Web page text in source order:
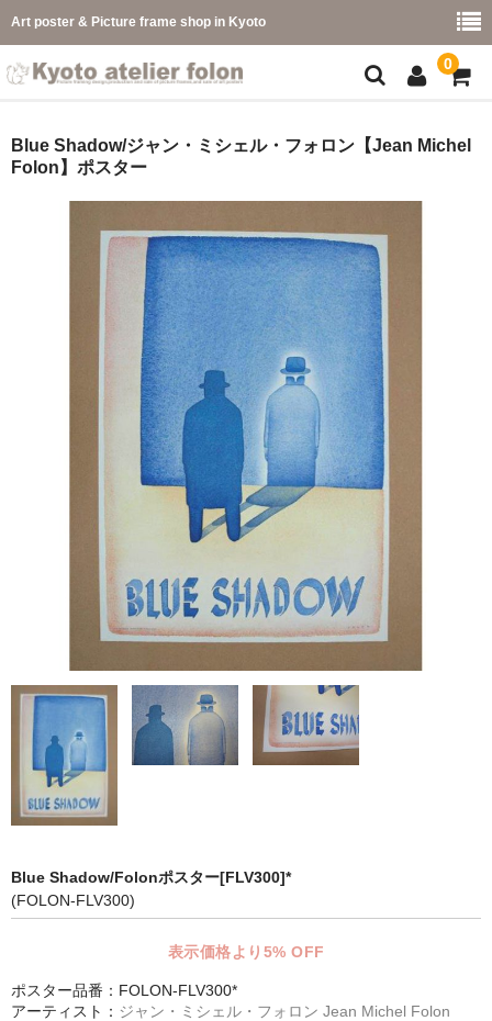
Art poster & Picture frame shop in Kyoto
0
フレーム一覧
イメージ別
こどもさくひんフレーム
幅広マット付額縁フレーム-展覧会などに-
マット付額縁フレーム-おしゃれな空間に-
マット・インナー
吊りフック
吊り金具＆ヒモセット
簡単スタンド
額装テープ
額縁用黄袋
LP・CDフレーム
シンプルLPフレームセット
Blue Shadow/ジャン・ミシェル・フォロン【Jean Michel
Folon】ポスター
Blue Shadow/Folonポスター[FLV300]*
(FOLON-FLV300)
表示価格より5% OFF
ポスター品番：FOLON-FLV300*
アーティスト： ジャン・ミシェル・フォロン Jean Michel Folon